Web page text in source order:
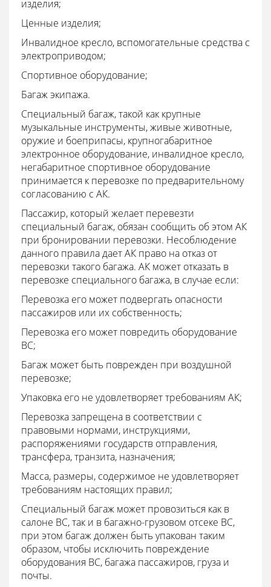
изделия;
Ценные изделия;
Инвалидное кресло, вспомогательные средства с
электроприводом;
Спортивное оборудование;
Багаж экипажа.
Специальный багаж, такой как крупные
музыкальные инструменты, живые животные,
оружие и боеприпасы, крупногабаритное
электронное оборудование, инвалидное кресло,
негабаритное спортивное оборудование
принимается к перевозке по предварительному
согласованию с АК.
Пассажир, который желает перевезти
специальный багаж, обязан сообщить об этом АК
при бронировании перевозки. Несоблюдение
данного правила дает АК право на отказ от
перевозки такого багажа. АК может отказать в
перевозке специального багажа, в случае если:
Перевозка его может подвергать опасности
пассажиров или их собственность;
Перевозка его может повредить оборудование
ВС;
Багаж может быть поврежден при воздушной
перевозке;
Упаковка его не удовлетворяет требованиям АК;
Перевозка запрещена в соответствии с
правовыми нормами, инструкциями,
распоряжениями государств отправления,
трансфера, транзита, назначения;
Масса, размеры, содержимое не удовлетворяет
требованиям настоящих правил;
Специальный багаж может провозиться как в
салоне ВС, так и в багажно-грузовом отсеке ВС,
при этом багаж должен быть упакован таким
образом, чтобы исключить повреждение
оборудования ВС, багажа пассажиров, груза и
почты.